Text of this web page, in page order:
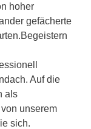
hoher
gefächerte
Auf die
als
unserem
sich.